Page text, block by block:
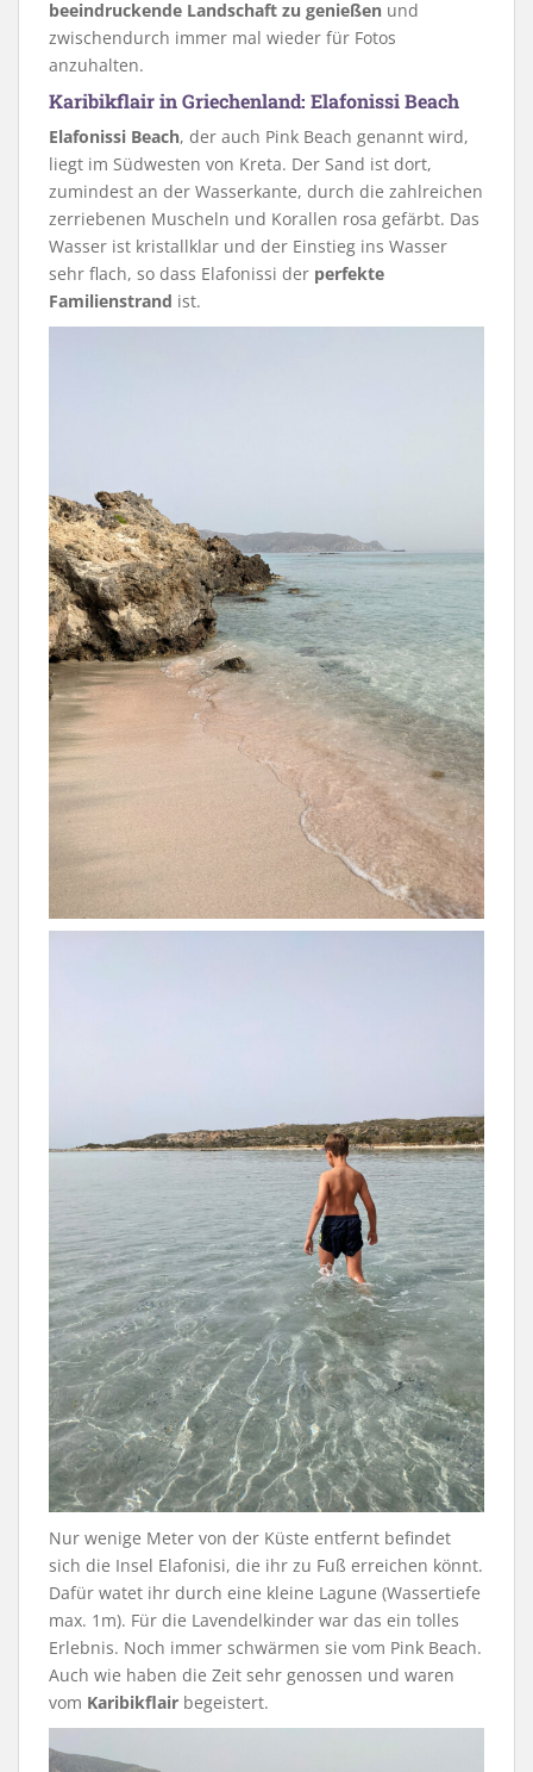
beeindruckende Landschaft zu genießen und
zwischendurch immer mal wieder für Fotos
anzuhalten.
Karibikflair in Griechenland: Elafonissi Beach
Elafonissi Beach, der auch Pink Beach genannt wird,
liegt im Südwesten von Kreta. Der Sand ist dort,
zumindest an der Wasserkante, durch die zahlreichen
zerriebenen Muscheln und Korallen rosa gefärbt. Das
Wasser ist kristallklar und der Einstieg ins Wasser
sehr flach, so dass Elafonissi der perfekte
Familienstrand ist.
Nur wenige Meter von der Küste entfernt befindet
sich die Insel Elafonisi, die ihr zu Fuß erreichen könnt.
Dafür watet ihr durch eine kleine Lagune (Wassertiefe
max. 1m). Für die Lavendelkinder war das ein tolles
Erlebnis. Noch immer schwärmen sie vom Pink Beach.
Auch wie haben die Zeit sehr genossen und waren
vom Karibikflair begeistert.